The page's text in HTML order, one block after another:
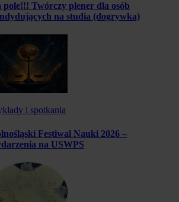
pole!!! Twórczy plener dla osób
na studia (dogrywka)
i spotkania
Festiwal Nauki 2026 –
na USWPS